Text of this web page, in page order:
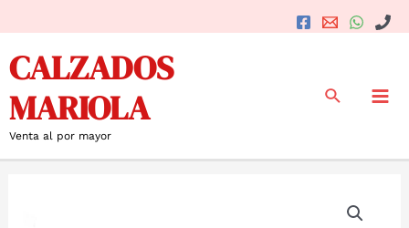
al
contenido
CALZADOS
MARIOLA
Venta al por mayor
Buscar